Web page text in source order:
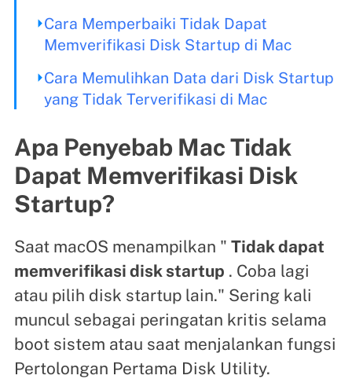
Cara Memperbaiki Tidak Dapat
Memverifikasi Disk Startup di Mac
Cara Memulihkan Data dari Disk Startup
yang Tidak Terverifikasi di Mac
Apa Penyebab Mac Tidak
Dapat Memverifikasi Disk
Startup?
Saat macOS menampilkan " Tidak dapat
memverifikasi disk startup . Coba lagi
atau pilih disk startup lain." Sering kali
muncul sebagai peringatan kritis selama
boot sistem atau saat menjalankan fungsi
Pertolongan Pertama Disk Utility.